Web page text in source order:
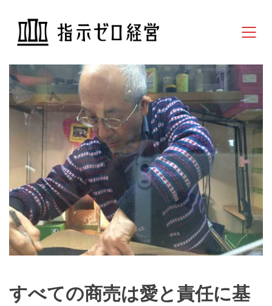
すべての商売は愛と責任に基